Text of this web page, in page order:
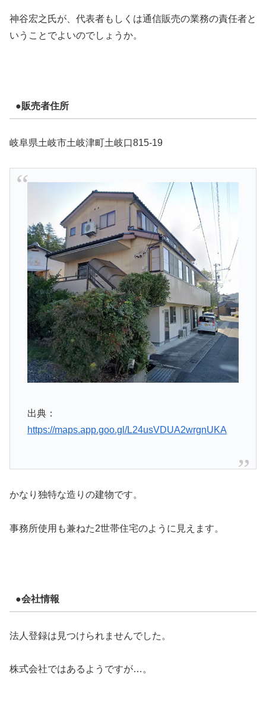
神谷宏之氏が、代表者もしくは通信販売の業務の責任者と
いうことでよいのでしょうか。
●販売者住所
岐阜県土岐市土岐津町土岐口815-19
出典：
https://maps.app.goo.gl/L24usVDUA2wrgnUKA
かなり独特な造りの建物です。
事務所使用も兼ねた2世帯住宅のように見えます。
●会社情報
法人登録は見つけられませんでした。
株式会社ではあるようですが…。